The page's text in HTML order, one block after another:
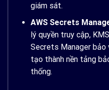
giám sát.
AWS Secrets
lý quyền truy cập,
Secrets Manager
tạo thành nền tảng
thống.